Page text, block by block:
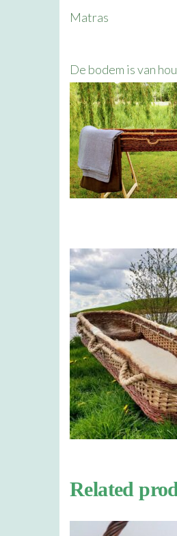
Matras :
De bodem is van
Related